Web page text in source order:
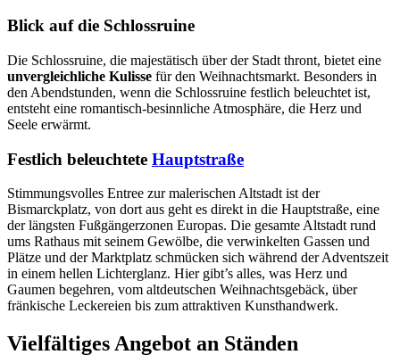
Blick auf die Schlossruine
Die Schlossruine, die majestätisch über der Stadt thront, bietet eine
unvergleichliche Kulisse für den Weihnachtsmarkt. Besonders in
den Abendstunden, wenn die Schlossruine festlich beleuchtet ist,
entsteht eine romantisch-besinnliche Atmosphäre, die Herz und
Seele erwärmt.
Festlich beleuchtete Hauptstraße
Stimmungsvolles Entree zur malerischen Altstadt ist der
Bismarckplatz, von dort aus geht es direkt in die Hauptstraße, eine
der längsten Fußgängerzonen Europas. Die gesamte Altstadt rund
ums Rathaus mit seinem Gewölbe, die verwinkelten Gassen und
Plätze und der Marktplatz schmücken sich während der Adventszeit
in einem hellen Lichterglanz. Hier gibt’s alles, was Herz und
Gaumen begehren, vom altdeutschen Weihnachtsgebäck, über
fränkische Leckereien bis zum attraktiven Kunsthandwerk.
Vielfältiges Angebot an Ständen